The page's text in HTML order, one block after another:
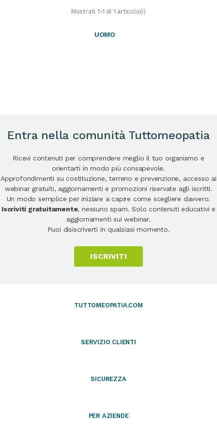
Mostrati 1-1 di 1 articolo(i)
UOMO
Entra nella comunità Tuttomeopatia
Ricevi contenuti per comprendere meglio il tuo organismo e
orientarti in modo più consapevole.
Approfondimenti su costituzione, terreno e prevenzione, accesso ai
webinar gratuiti, aggiornamenti e promozioni riservate agli iscritti.
Un modo semplice per iniziare a capire come scegliere davvero.
Iscriviti gratuitamente, nessuno spam. Solo contenuti educativi e
aggiornamenti sui webinar.
Puoi disiscriverti in qualsiasi momento.
ISCRIVITI
TUTTOMEOPATIA.COM
SERVIZIO CLIENTI
SICUREZZA
PER AZIENDE